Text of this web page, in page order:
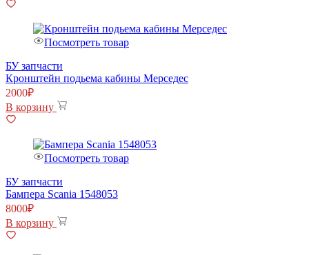
Посмотреть товар
БУ запчасти
Кронштейн подьема кабины Мерседес
2000₽
В корзину
Посмотреть товар
БУ запчасти
Бампера Scania 1548053
8000₽
В корзину